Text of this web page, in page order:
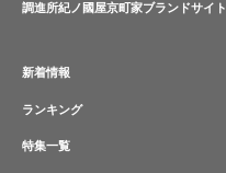
調進所紀ノ國屋京町家ブランドサイト
新着情報
ランキング
特集一覧